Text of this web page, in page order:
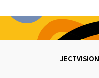
JECTVISION